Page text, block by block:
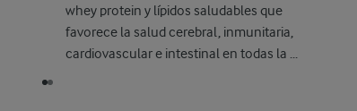
whey protein y lípidos saludables que
favorece la salud cerebral, inmunitaria,
cardiovascular e intestinal en todas la ...